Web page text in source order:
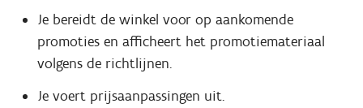
Je bereidt de winkel voor op aankomende
promoties en afficheert het promotiemateriaal
volgens de richtlijnen.
Je voert prijsaanpassingen uit.